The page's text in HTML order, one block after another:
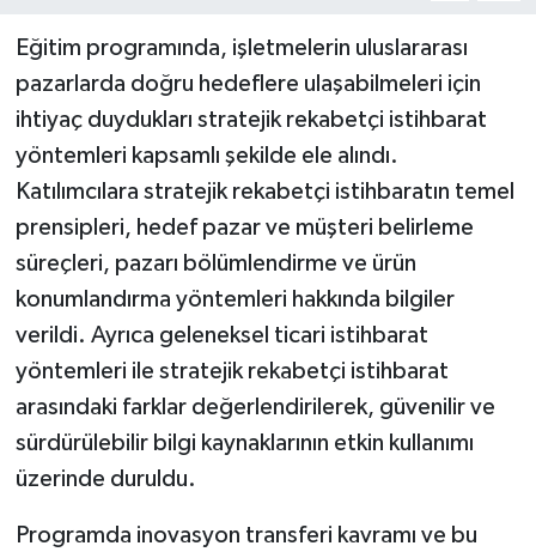
Eğitim programında, işletmelerin uluslararası
pazarlarda doğru hedeflere ulaşabilmeleri için
ihtiyaç duydukları stratejik rekabetçi istihbarat
yöntemleri kapsamlı şekilde ele alındı.
Katılımcılara stratejik rekabetçi istihbaratın temel
prensipleri, hedef pazar ve müşteri belirleme
süreçleri, pazarı bölümlendirme ve ürün
konumlandırma yöntemleri hakkında bilgiler
verildi. Ayrıca geleneksel ticari istihbarat
yöntemleri ile stratejik rekabetçi istihbarat
arasındaki farklar değerlendirilerek, güvenilir ve
sürdürülebilir bilgi kaynaklarının etkin kullanımı
üzerinde duruldu.
Programda inovasyon transferi kavramı ve bu
Siyaset
Spor
Teknoloji
Vefat Haberleri
Yaşam